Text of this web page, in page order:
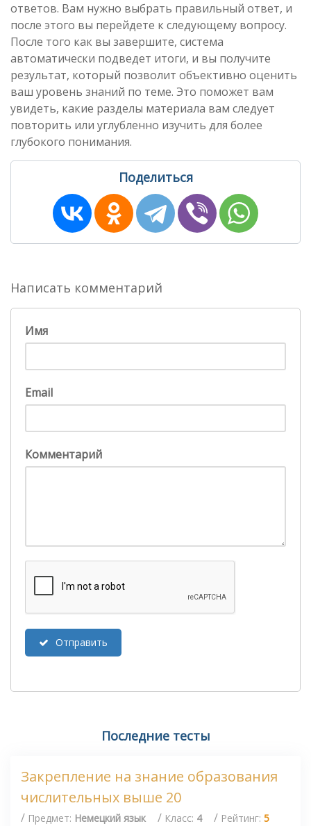
ответов. Вам нужно выбрать правильный ответ, и
после этого вы перейдете к следующему вопросу.
После того как вы завершите, система
автоматически подведет итоги, и вы получите
результат, который позволит объективно оценить
ваш уровень знаний по теме. Это поможет вам
увидеть, какие разделы материала вам следует
повторить или углубленно изучить для более
глубокого понимания.
Поделиться
Написать комментарий
Имя
Email
Комментарий
Отправить
Последние тесты
Закрепление на знание образования
числительных выше 20
/ Предмет: Немецкий язык / Класс: 4 / Рейтинг: 5